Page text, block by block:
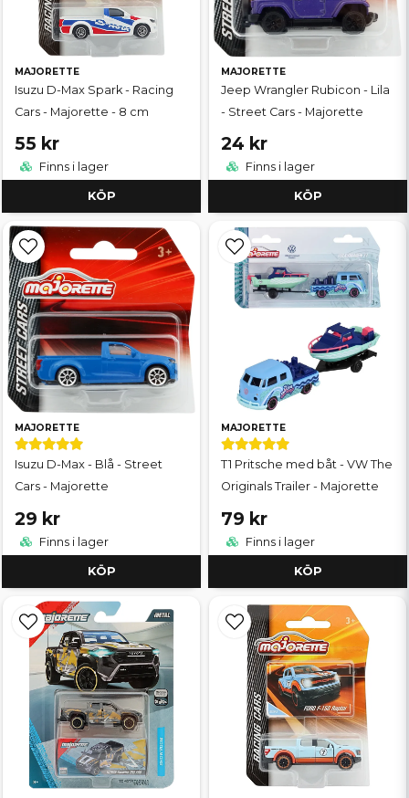
MAJORETTE
Isuzu D-Max Spark - Racing
Cars - Majorette - 8 cm
55 kr
Finns i lager
KÖP
MAJORETTE
Jeep Wrangler Rubicon - Lila
- Street Cars - Majorette
24 kr
Finns i lager
KÖP
MAJORETTE
Isuzu D-Max - Blå - Street
Cars - Majorette
29 kr
Finns i lager
KÖP
MAJORETTE
T1 Pritsche med båt - VW The
Originals Trailer - Majorette
79 kr
Finns i lager
KÖP